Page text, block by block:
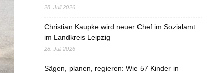
28. Juli 2026
Christian Kaupke wird neuer Chef im Sozialamt
im Landkreis Leipzig
28. Juli 2026
Sägen, planen, regieren: Wie 57 Kinder in